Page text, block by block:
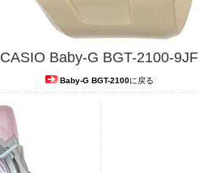
CASIO Baby-G BGT-2100-9JF
Baby-G BGT-2100に戻る